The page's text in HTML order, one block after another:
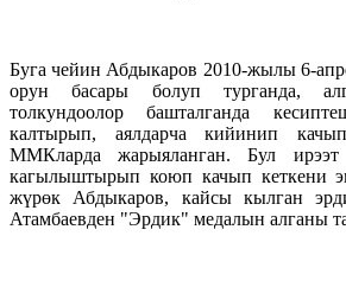
Буга чейин Абдыкаров 2010-жылы 6-
орун басары болуп турганда,
толкундоолор башталганда
калтырып, аялдарча кийинип
ММКларда жарыяланган. Бул
кагылыштырып коюп качып кеткени
жүрөк Абдыкаров, кайсы кылган
Атамбаевден "Эрдик" медалын алганы